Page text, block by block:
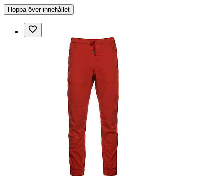
Hoppa över innehållet